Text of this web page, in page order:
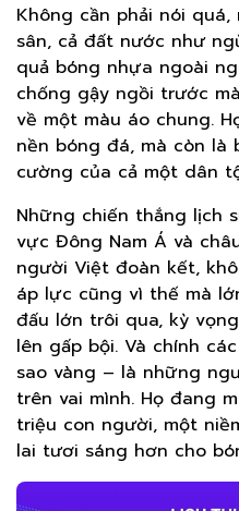
Không cần phải nói
sân, cả đất nước như
quả bóng nhựa ngoài
chống gậy ngồi trước
về một màu áo chung.
nền bóng đá, mà còn
cường của cả một dân
Những chiến thắng lịch
vực Đông Nam Á và
người Việt đoàn kết,
áp lực cũng vì thế mà
đấu lớn trôi qua, kỳ
lên gấp bội. Và chính
sao vàng – là những
trên vai mình. Họ đang
triệu con người, một
lai tươi sáng hơn cho